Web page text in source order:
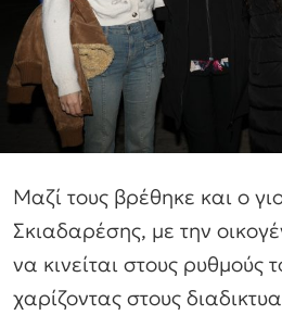
Μαζί τους βρέθηκε και ο
Σκιαδαρέσης, με την
να κινείται στους ρυθμούς
χαρίζοντας στους